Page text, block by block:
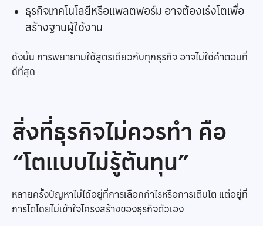
ธุรกิจเทคโนโลยีหรือแพลตฟอร์ม อาจต้องเร่งโตเพื่อ
สร้างฐานผู้ใช้งาน
ดังนั้น การพยายามใช้สูตรเดียวกับทุกธุรกิจ อาจไม่ใช่คำตอบที่
ดีที่สุด
สิ่งที่ธุรกิจไม่ควรทำ คือ
“โตแบบไม่รู้ต้นทุน”
หลายครั้งปัญหาไม่ได้อยู่ที่การเลือกกำไรหรือการเติบโต แต่อยู่ที่
การโตโดยไม่เข้าใจโครงสร้างของธุรกิจตัวเอง